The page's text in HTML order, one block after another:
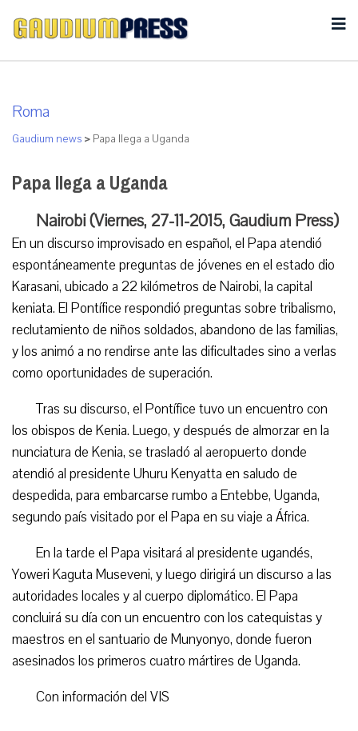
Roma
Gaudium news > Papa llega a Uganda
Papa llega a Uganda
Nairobi (Viernes, 27-11-2015, Gaudium Press)
En un discurso improvisado en español, el Papa atendió
espontáneamente preguntas de jóvenes en el estado dio
Karasani, ubicado a 22 kilómetros de Nairobi, la capital
keniata. El Pontífice respondió preguntas sobre tribalismo,
reclutamiento de niños soldados, abandono de las familias,
y los animó a no rendirse ante las dificultades sino a verlas
como oportunidades de superación.
Tras su discurso, el Pontífice tuvo un encuentro con
los obispos de Kenia. Luego, y después de almorzar en la
nunciatura de Kenia, se trasladó al aeropuerto donde
atendió al presidente Uhuru Kenyatta en saludo de
despedida, para embarcarse rumbo a Entebbe, Uganda,
segundo país visitado por el Papa en su viaje a África.
En la tarde el Papa visitará al presidente ugandés,
Yoweri Kaguta Museveni, y luego dirigirá un discurso a las
autoridades locales y al cuerpo diplomático. El Papa
concluirá su día con un encuentro con los catequistas y
maestros en el santuario de Munyonyo, donde fueron
asesinados los primeros cuatro mártires de Uganda.
Con información del VIS